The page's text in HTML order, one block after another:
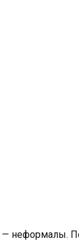
— неформалы.